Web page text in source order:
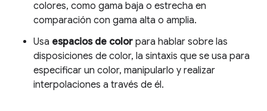
colores, como gama baja o estrecha en
comparación con gama alta o amplia.
Usa espacios de color para hablar sobre las
disposiciones de color, la sintaxis que se usa para
especificar un color, manipularlo y realizar
interpolaciones a través de él.